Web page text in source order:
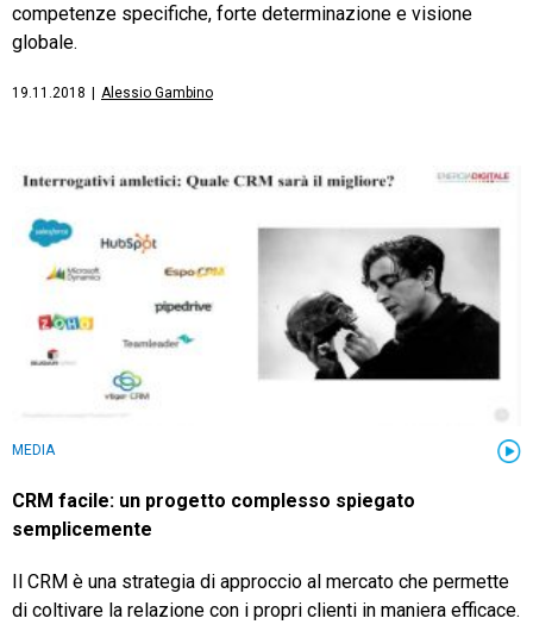
HR
Trust Services
TeamSystem Corporate
TeamSystem Store
competenze specifiche, forte determinazione e visione
globale.
19.11.2018 | Alessio Gambino
MEDIA
CRM facile: un progetto complesso spiegato
semplicemente
Il CRM è una strategia di approccio al mercato che permette
di coltivare la relazione con i propri clienti in maniera efficace.